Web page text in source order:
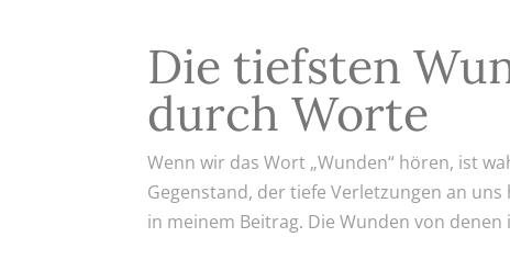
Die tiefsten
durch Worte
Wenn wir das Wort „Wunden“ hören, ist
Gegenstand, der tiefe Verletzungen an
in meinem Beitrag. Die Wunden von denen